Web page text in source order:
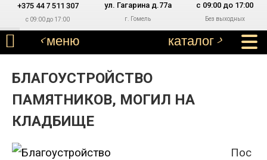
+375 44 7 511 307
с 09:00 до 17:00
ул. Гагарина д.77а
г. Гомель
с 09:00 до 17:00
Без выходных
< меню каталог >
БЛАГОУСТРОЙСТВО
ПАМЯТНИКОВ, МОГИЛ НА
КЛАДБИЩЕ
Пос